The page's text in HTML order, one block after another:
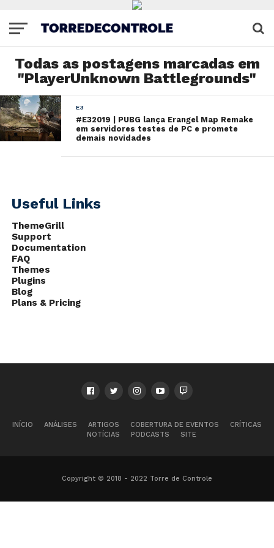
Todas as postagens marcadas em
"PlayerUnknown Battlegrounds"
E3
#E32019 | PUBG lança Erangel Map Remake
em servidores testes de PC e promete
demais novidades
Useful Links
ThemeGrill
Support
Documentation
FAQ
Themes
Plugins
Blog
Plans & Pricing
INÍCIO ANÁLISES ARTIGOS COBERTURA DE EVENTOS
CRÍTICAS
NOTÍCIAS
PODCASTS SITE
Copyright © 2018 - 2022 Torre de Controle